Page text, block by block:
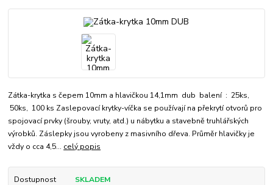
Zátka-krytka s čepem 10mm a hlavičkou 14,1mm dub balení : 25ks,
50ks, 100 ks Zaslepovací krytky-víčka se používají na překrytí otvorů pro
spojovací prvky (šrouby, vruty, atd.) u nábytku a stavebně truhlářských
výrobků. Záslepky jsou vyrobeny z masivního dřeva. Průměr hlavičky je
vždy o cca 4,5... celý popis
Dostupnost
SKLADEM